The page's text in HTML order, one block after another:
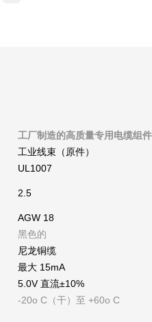
工厂制造的高质量专用电缆组件
工业线束（原件）
UL1007
2.5
AGW 18
黑色的
尼龙铜缆
最大 15mA
5.0V 直流±10%
-20o C（干）至 +60o C